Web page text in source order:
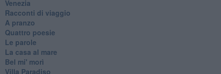
Venezia
Racconti di viaggio
A pranzo
Quattro poesie
Le parole
La casa al mare
Bel mi' morì
Villa Paradiso